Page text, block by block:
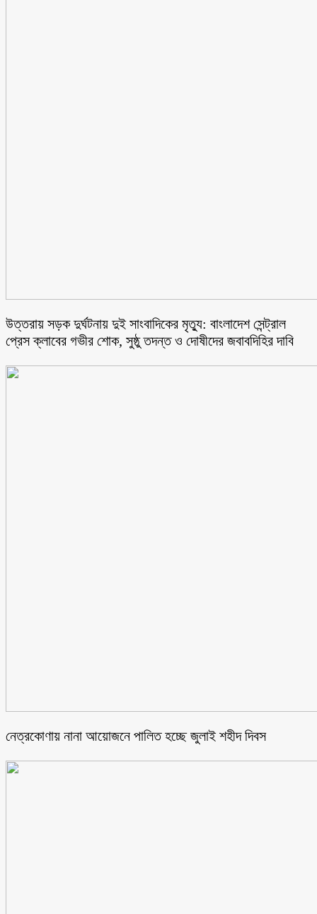
উত্তরায় সড়ক দুর্ঘটনায় দুই সাংবাদিকের মৃত্যু: বাংলাদেশ সেন্ট্রাল
প্রেস ক্লাবের গভীর শোক, সুষ্ঠু তদন্ত ও দোষীদের জবাবদিহির দাবি
নেত্রকোণায় নানা আয়োজনে পালিত হচ্ছে জুলাই শহীদ দিবস